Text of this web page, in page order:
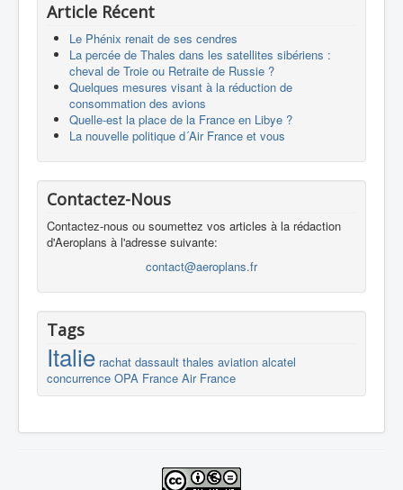
Europespace
Drones
Article Récent
Le Phénix renait de ses cendres
La percée de Thales dans les satellites sibériens :
cheval de Troie ou Retraite de Russie ?
Quelques mesures visant à la réduction de
consommation des avions
Quelle-est la place de la France en Libye ?
La nouvelle politique d´Air France et vous
Contactez-Nous
Contactez-nous ou soumettez vos articles à la rédaction
d'Aeroplans à l'adresse suivante:
contact@aeroplans.fr
Tags
Italie rachat dassault thales aviation alcatel
concurrence OPA France Air France